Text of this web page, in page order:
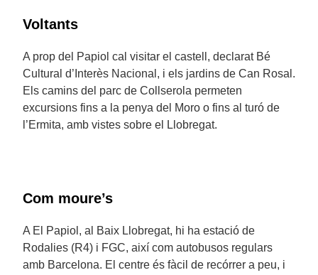
Voltants
A prop del Papiol cal visitar el castell, declarat Bé
Cultural d’Interès Nacional, i els jardins de Can Rosal.
Els camins del parc de Collserola permeten
excursions fins a la penya del Moro o fins al turó de
l’Ermita, amb vistes sobre el Llobregat.
Com moure’s
A El Papiol, al Baix Llobregat, hi ha estació de
Rodalies (R4) i FGC, així com autobusos regulars
amb Barcelona. El centre és fàcil de recórrer a peu, i